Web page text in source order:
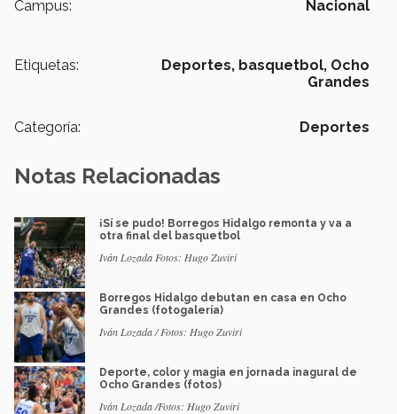
Campus: Nacional
Etiquetas: Deportes, basquetbol, Ocho
Grandes
Categoría: Deportes
Notas Relacionadas
¡Sí se pudo! Borregos Hidalgo remonta y va a
otra final del basquetbol
Iván Lozada Fotos: Hugo Zuviri
Borregos Hidalgo debutan en casa en Ocho
Grandes (fotogalería)
Iván Lozada / Fotos: Hugo Zuviri
Deporte, color y magia en jornada inagural de
Ocho Grandes (fotos)
Iván Lozada /Fotos: Hugo Zuviri